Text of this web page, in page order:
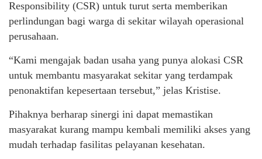
Responsibility (CSR) untuk turut serta memberikan
perlindungan bagi warga di sekitar wilayah operasional
perusahaan.
“Kami mengajak badan usaha yang punya alokasi CSR
untuk membantu masyarakat sekitar yang terdampak
penonaktifan kepesertaan tersebut,” jelas Kristise.
Pihaknya berharap sinergi ini dapat memastikan
masyarakat kurang mampu kembali memiliki akses yang
mudah terhadap fasilitas pelayanan kesehatan.